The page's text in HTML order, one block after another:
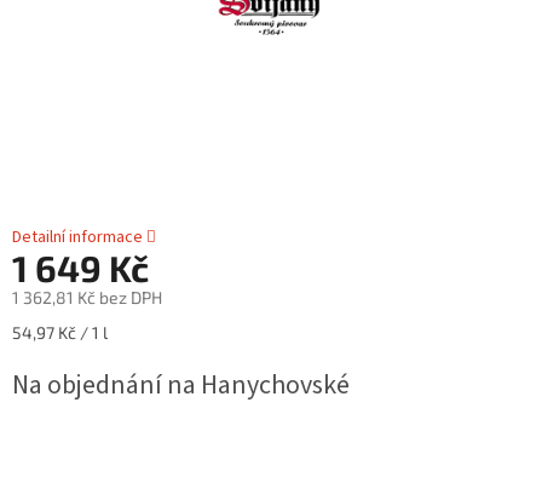
Detailní informace
1 649 Kč
1 362,81 Kč bez DPH
Měrná
54,97 Kč / 1 l
Na objednání na Hanychovské